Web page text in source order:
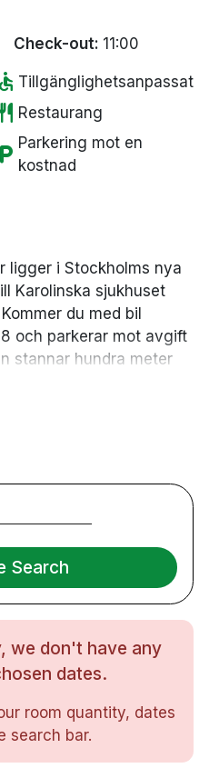
Check-out: 11:00
accessible Tillgänglighetsanpassat
Restaurang
local_parking Parkering mot en
kostnad
ligger i Stockholms nya
Karolinska sjukhuset
du med bil
och parkerar mot avgift
stannar hundra meter
utanför hotellet.
på våning 16 med en
Du kan även som
med
Search
we don't have any
dates.
room quantity, dates
search bar.